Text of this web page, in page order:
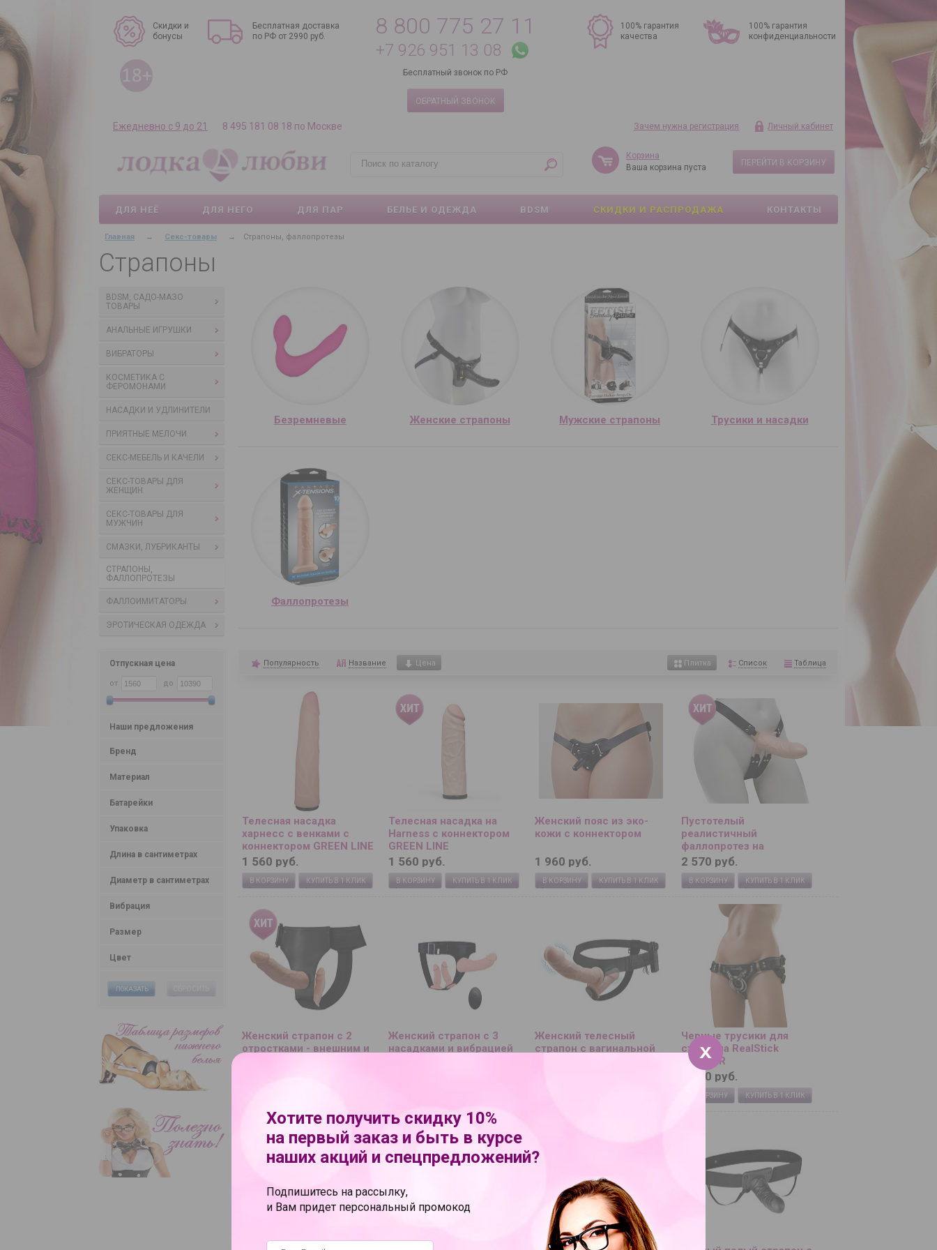
Скидки и
бонусы
Бесплатная доставка
по РФ от 2990 руб.
8 800 775 27 11
+7 926 951 13 08
Бесплатный звонок по РФ
ОБРАТНЫЙ ЗВОНОК
100% гарантия
качества
100% гарантия
конфиденциальности
Зачем нужна регистрация Личный кабинет
Ежедневно с 9 до 21 8 495 181 08 18 по Москве
Корзина
Ваша корзина пуста
ПЕРЕЙТИ В КОРЗИНУ
ДЛЯ НЕЁ ДЛЯ НЕГО ДЛЯ ПАР БЕЛЬЕ И ОДЕЖДА BDSM СКИДКИ И РАСПРОДАЖА КОНТАКТЫ
Главная → Секс-товары → Страпоны, фаллопротезы
Страпоны
BDSM, САДО-МАЗО
ТОВАРЫ
АНАЛЬНЫЕ ИГРУШКИ
ВИБРАТОРЫ
КОСМЕТИКА С
ФЕРОМОНАМИ
НАСАДКИ И УДЛИНИТЕЛИ
ПРИЯТНЫЕ МЕЛОЧИ
СЕКС-МЕБЕЛЬ И КАЧЕЛИ
СЕКС-ТОВАРЫ ДЛЯ
ЖЕНЩИН
СЕКС-ТОВАРЫ ДЛЯ
МУЖЧИН
СМАЗКИ, ЛУБРИКАНТЫ
СТРАПОНЫ,
ФАЛЛОПРОТЕЗЫ
ФАЛЛОИМИТАТОРЫ
ЭРОТИЧЕСКАЯ ОДЕЖДА
Отпускная цена
от до
Наши предложения
Бренд
Материал
Батарейки
Упаковка
Длина в сантиметрах
Диаметр в сантиметрах
Вибрация
Размер
Цвет
ПОКАЗАТЬ
Безремневые Женские страпоны Мужские страпоны Трусики и насадки
Фаллопротезы
Популярность Название Цена Плитка Список Таблица
Телесная насадка
харнесс с венками с
коннектором GREEN LINE
- 18,2 см.
1 560 руб.
В КОРЗИНУ КУПИТЬ В 1 КЛИК
Телесная насадка на
Harness с коннектором
GREEN LINE
1 560 руб.
В КОРЗИНУ КУПИТЬ В 1 КЛИК
Женский пояс из эко-
кожи с коннектором
1 960 руб.
В КОРЗИНУ КУПИТЬ В 1 КЛИК
Пустотелый
реалистичный
фаллопротез на
ремешках с заклепками -
15,5 см.
2 570 руб.
В КОРЗИНУ КУПИТЬ В 1 КЛИК
Женский страпон с 2
отростками - внешним и
Женский страпон с 3
насадками и вибрацией
Женский телесный
страпон с вагинальной
Черные трусики для
страпона RealStick
CALIBER
4 620 руб.
В КОРЗИНУ КУПИТЬ В 1 КЛИК
Хотите получить скидку 10%
на первый заказ и быть в курсе
наших акций и спецпредложений?
Подпишитесь на рассылку,
и Вам придет персональный промокод